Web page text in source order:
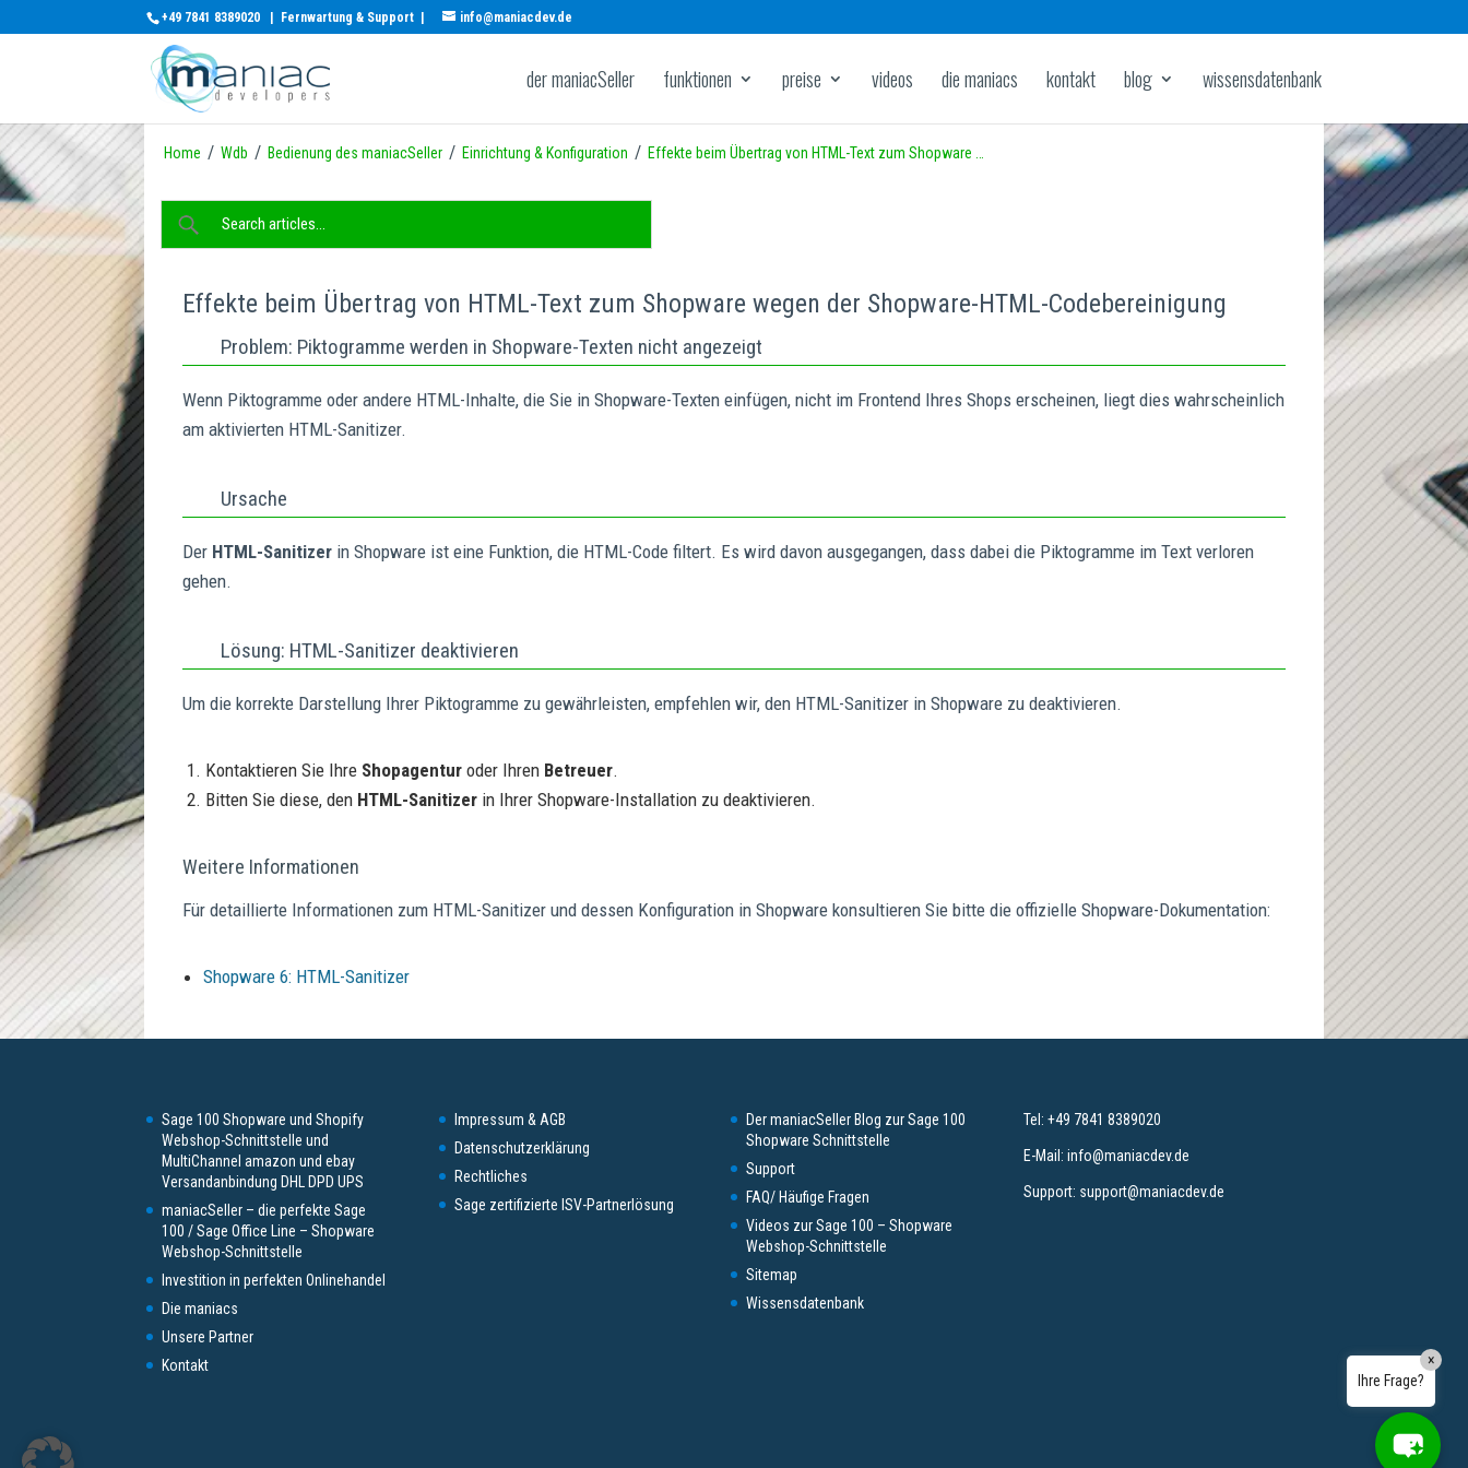
+49 7841 8389020 Fernwartung & Support info@maniacdev.de
der maniacSeller funktionen preise videos die maniacs kontakt blog wissensdatenbank
Home / Wdb / Bedienung des maniacSeller / Einrichtung & Konfiguration / Effekte beim Übertrag von HTML-Text zum Shopware …
Effekte beim Übertrag von HTML-Text zum Shopware wegen der Shopware-HTML-Codebereinigung
Problem: Piktogramme werden in Shopware-Texten nicht angezeigt
Wenn Piktogramme oder andere HTML-Inhalte, die Sie in Shopware-Texten einfügen, nicht im Frontend Ihres Shops erscheinen, liegt dies wahrscheinlich
am aktivierten HTML-Sanitizer.
Ursache
Der HTML-Sanitizer in Shopware ist eine Funktion, die HTML-Code filtert. Es wird davon ausgegangen, dass dabei die Piktogramme im Text verloren
gehen.
Lösung: HTML-Sanitizer deaktivieren
Um die korrekte Darstellung Ihrer Piktogramme zu gewährleisten, empfehlen wir, den HTML-Sanitizer in Shopware zu deaktivieren.
Kontaktieren Sie Ihre Shopagentur oder Ihren Betreuer.
Bitten Sie diese, den HTML-Sanitizer in Ihrer Shopware-Installation zu deaktivieren.
Weitere Informationen
Für detaillierte Informationen zum HTML-Sanitizer und dessen Konfiguration in Shopware konsultieren Sie bitte die offizielle Shopware-Dokumentation:
Shopware 6: HTML-Sanitizer
Sage 100 Shopware und Shopify
Webshop-Schnittstelle und
MultiChannel amazon und ebay
Versandanbindung DHL DPD UPS
maniacSeller – die perfekte Sage
100 / Sage Office Line – Shopware
Webshop-Schnittstelle
Investition in perfekten Onlinehandel
Die maniacs
Unsere Partner
Kontakt
Impressum & AGB
Datenschutzerklärung
Rechtliches
Sage zertifizierte ISV-Partnerlösung
Der maniacSeller Blog zur Sage 100
Shopware Schnittstelle
Support
FAQ/ Häufige Fragen
Videos zur Sage 100 – Shopware
Webshop-Schnittstelle
Sitemap
Wissensdatenbank
Tel: +49 7841 8389020
E-Mail: info@maniacdev.de
Support: support@maniacdev.de
maniac KI
Ihre Frage?
×